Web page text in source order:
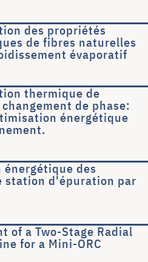
des propriétés
de fibres naturelles
évaporatif
thermique de
de phase:
énergétique
des
station d'épuration par
of a Two-Stage Radial
for a Mini-ORC